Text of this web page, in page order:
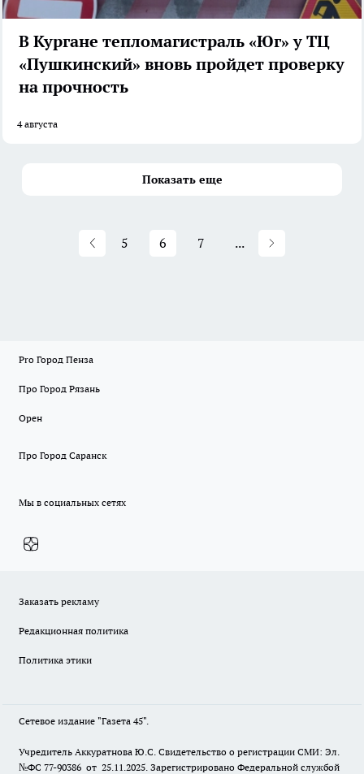
В Кургане тепломагистраль «Юг» у ТЦ
«Пушкинский» вновь пройдет проверку
на прочность
4 августа
Показать еще
5 6 7 ...
Pro Город Пенза
Про Город Рязань
Орен
Про Город Саранск
Мы в социальных сетях
Заказать рекламу
Редакционная политика
Политика этики
Сетевое издание "Газета 45".
Учредитель Аккуратнова Ю.С. Свидетельство о регистрации СМИ: Эл.
№ФС 77-90386 от 25.11.2025. Зарегистрировано Федеральной службой